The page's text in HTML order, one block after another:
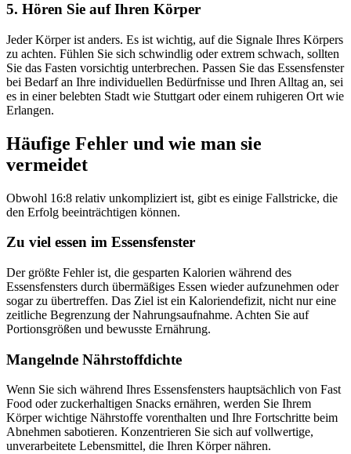
5. Hören Sie auf Ihren Körper
Jeder Körper ist anders. Es ist wichtig, auf die Signale Ihres Körpers
zu achten. Fühlen Sie sich schwindlig oder extrem schwach, sollten
Sie das Fasten vorsichtig unterbrechen. Passen Sie das Essensfenster
bei Bedarf an Ihre individuellen Bedürfnisse und Ihren Alltag an, sei
es in einer belebten Stadt wie Stuttgart oder einem ruhigeren Ort wie
Erlangen.
Häufige Fehler und wie man sie
vermeidet
Obwohl 16:8 relativ unkompliziert ist, gibt es einige Fallstricke, die
den Erfolg beeinträchtigen können.
Zu viel essen im Essensfenster
Der größte Fehler ist, die gesparten Kalorien während des
Essensfensters durch übermäßiges Essen wieder aufzunehmen oder
sogar zu übertreffen. Das Ziel ist ein Kaloriendefizit, nicht nur eine
zeitliche Begrenzung der Nahrungsaufnahme. Achten Sie auf
Portionsgrößen und bewusste Ernährung.
Mangelnde Nährstoffdichte
Wenn Sie sich während Ihres Essensfensters hauptsächlich von Fast
Food oder zuckerhaltigen Snacks ernähren, werden Sie Ihrem
Körper wichtige Nährstoffe vorenthalten und Ihre Fortschritte beim
Abnehmen sabotieren. Konzentrieren Sie sich auf vollwertige,
unverarbeitete Lebensmittel, die Ihren Körper nähren.